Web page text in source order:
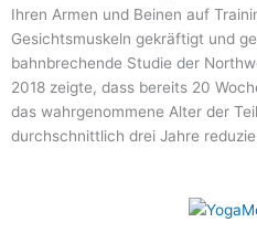
Ihren Armen und Beinen auf
Gesichtsmuskeln gekräftigt und
bahnbrechende Studie der
2018 zeigte, dass bereits 20
das wahrgenommene Alter der
durchschnittlich drei Jahre